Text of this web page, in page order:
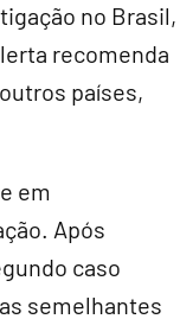
no Brasil,
recomenda
países,
em
Após
caso
semelhantes